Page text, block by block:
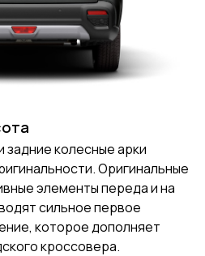
колесные арки
Оригинальные
элементы переда и на
сильное первое
которое дополняет
кроссовера.